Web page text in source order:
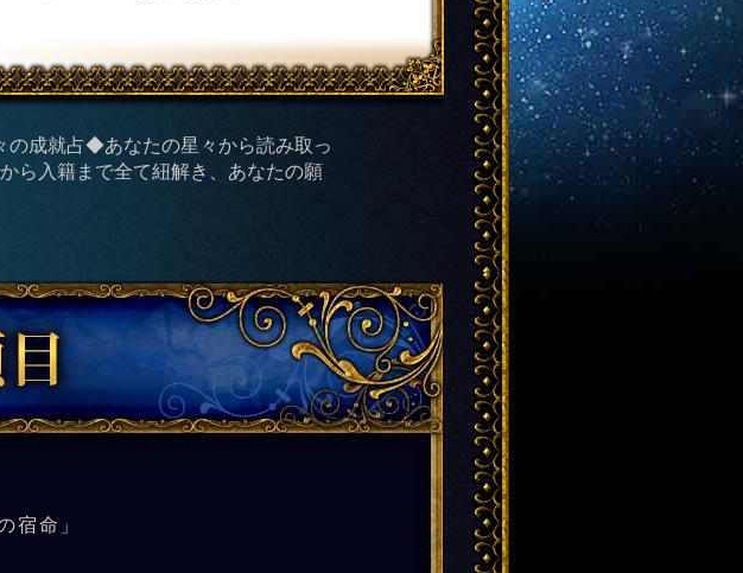
の成就占◆あなたの星々から読み取っ
ら入籍まで全て紐解き、あなたの願
宿命」